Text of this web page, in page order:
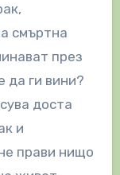
смъртна
през
да ги вини?
доста
и
прави нищо